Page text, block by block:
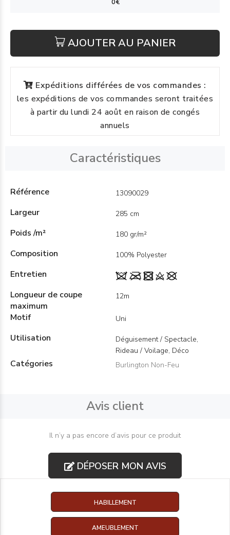
AJOUTER AU PANIER
Expéditions différées de vos commandes :
les expéditions de vos commandes seront traitées
à partir du lundi 24 août en raison de congés
annuels
Caractéristiques
Référence 13090029
Largeur 285 cm
Poids /m² 180 gr/m²
Composition 100% Polyester
Entretien
Longueur de coupe
maximum
12m
Motif Uni
Utilisation
Déguisement / Spectacle,
Rideau / Voilage, Déco
Catégories Burlington Non-Feu
Avis client
Il n’y a pas encore d’avis pour ce produit
DÉPOSER MON AVIS
HABILLEMENT
AMEUBLEMENT